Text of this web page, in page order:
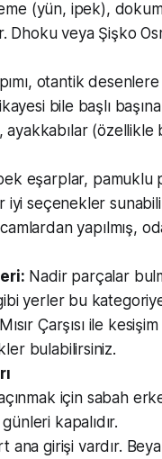
(yün, ipek),
Dhoku veya Şişko
otantik
bile başlı
(özellikle
eşarplar, pamuklu
iyi seçenekler
yapılmış,
Nadir parçalar
yerler bu
Mısır Çarşısı ile
bulabilirsiniz.
için sabah
kapalıdır.
ana girişi vardır.